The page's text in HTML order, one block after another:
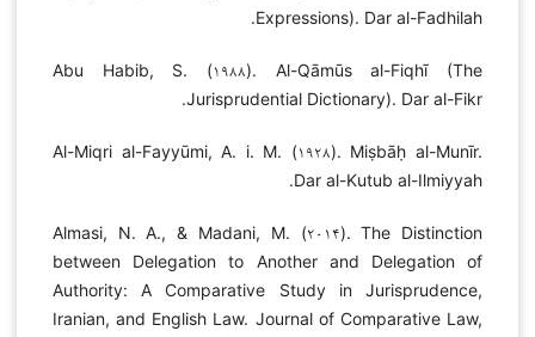
Expressions). Dar al-Fadhilah.
Abu Habib, S. (۱۹۸۸). Al-Qāmūs al-Fiqhī (The
Jurisprudential Dictionary). Dar al-Fikr.
Al-Miqri al-Fayyūmi, A. i. M. (۱۹۲۸). Miṣbāḥ al-Munīr.
Dar al-Kutub al-Ilmiyyah.
Almasi, N. A., & Madani, M. (۲۰۱۴). The Distinction
between Delegation to Another and Delegation of
Authority: A Comparative Study in Jurisprudence,
Iranian, and English Law. Journal of Comparative Law,